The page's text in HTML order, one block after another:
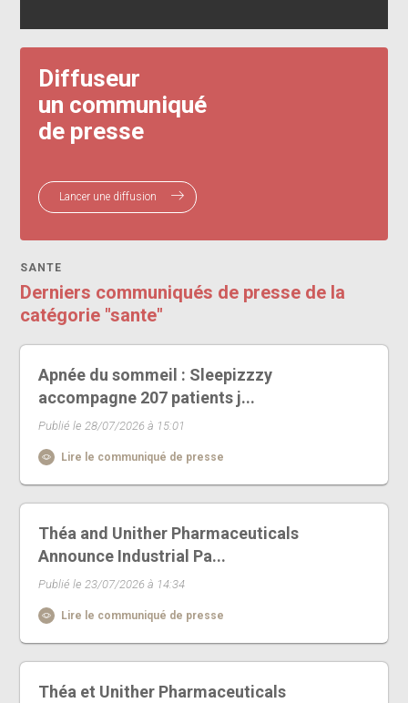
Diffuseur
un communiqué
de presse
Lancer une diffusion
SANTE
Derniers communiqués de presse de la
catégorie "sante"
Apnée du sommeil : Sleepizzzy
accompagne 207 patients j...
Publié le 28/07/2026 à 15:01
Lire le communiqué de presse
Théa and Unither Pharmaceuticals
Announce Industrial Pa...
Publié le 23/07/2026 à 14:34
Lire le communiqué de presse
Théa et Unither Pharmaceuticals